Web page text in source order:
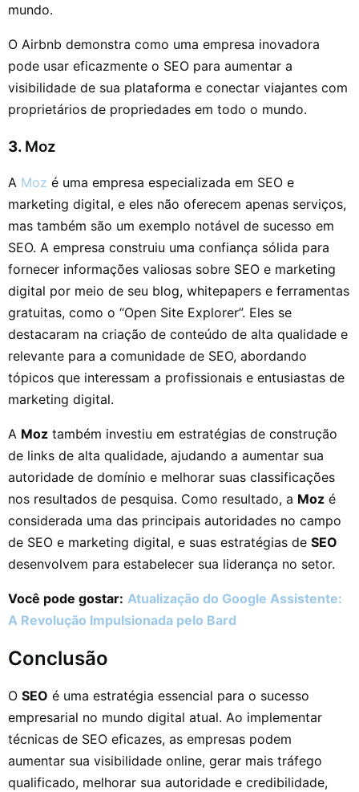
mundo.
O Airbnb demonstra como uma empresa inovadora
pode usar eficazmente o SEO para aumentar a
visibilidade de sua plataforma e conectar viajantes com
proprietários de propriedades em todo o mundo.
3. Moz
A Moz é uma empresa especializada em SEO e
marketing digital, e eles não oferecem apenas serviços,
mas também são um exemplo notável de sucesso em
SEO. A empresa construiu uma confiança sólida para
fornecer informações valiosas sobre SEO e marketing
digital por meio de seu blog, whitepapers e ferramentas
gratuitas, como o “Open Site Explorer”. Eles se
destacaram na criação de conteúdo de alta qualidade e
relevante para a comunidade de SEO, abordando
tópicos que interessam a profissionais e entusiastas de
marketing digital.
A Moz também investiu em estratégias de construção
de links de alta qualidade, ajudando a aumentar sua
autoridade de domínio e melhorar suas classificações
nos resultados de pesquisa. Como resultado, a Moz é
considerada uma das principais autoridades no campo
de SEO e marketing digital, e suas estratégias de SEO
desenvolvem para estabelecer sua liderança no setor.
Você pode gostar: Atualização do Google Assistente:
A Revolução Impulsionada pelo Bard
Conclusão
O SEO é uma estratégia essencial para o sucesso
empresarial no mundo digital atual. Ao implementar
técnicas de SEO eficazes, as empresas podem
aumentar sua visibilidade online, gerar mais tráfego
qualificado, melhorar sua autoridade e credibilidade,